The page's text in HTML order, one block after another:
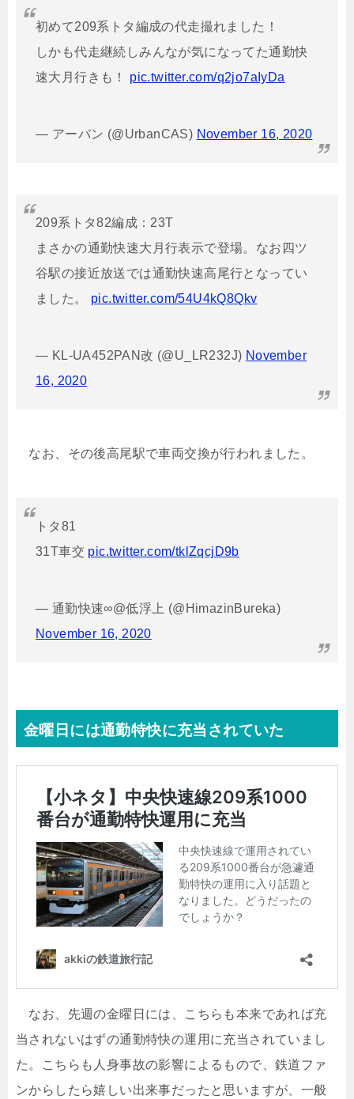
初めて209系トタ編成の代走撮れました！
しかも代走継続しみんなが気になってた通勤快
速大月行きも！ pic.twitter.com/q2jo7aIyDa
— アーバン (@UrbanCAS) November 16, 2020
209系トタ82編成：23T
まさかの通勤快速大月行表示で登場。なお四ツ
谷駅の接近放送では通勤快速高尾行となってい
ました。 pic.twitter.com/54U4kQ8Qkv
— KL-UA452PAN改 (@U_LR232J) November
16, 2020
なお、その後高尾駅で車両交換が行われました。
トタ81
31T車交 pic.twitter.com/tklZqcjD9b
— 通勤快速∞@低浮上 (@HimazinBureka)
November 16, 2020
金曜日には通勤特快に充当されていた
なお、先週の金曜日には、こちらも本来であれば充
当されないはずの通勤特快の運用に充当されていまし
た。こちらも人身事故の影響によるもので、鉄道ファ
ンからしたら嬉しい出来事だったと思いますが、一般